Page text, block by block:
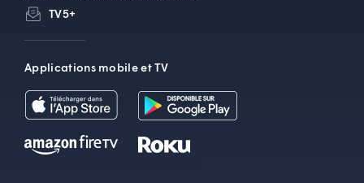
TV5+
Applications mobile et TV